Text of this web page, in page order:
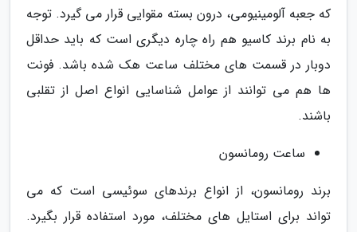
که جعبه آلومینیومی، درون بسته مقوایی قرار می گیرد. توجه
به نام برند کاسیو هم راه چاره دیگری است که باید حداقل
دوبار در قسمت های مختلف ساعت هک شده باشد. فونت
ها هم می توانند از عوامل شناسایی انواع اصل از تقلبی
باشند.
ساعت رومانسون
برند رومانسون، از انواع برندهای سوئیسی است که می
تواند برای استایل های مختلف، مورد استفاده قرار بگیرد.